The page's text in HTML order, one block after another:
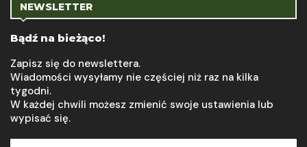
NEWSLETTER
Bądź na bieżąco!
Zapisz się do newslettera.
Wiadomości wysyłamy nie częściej niż raz na kilka
tygodni.
W każdej chwili możesz zmienić swoje ustawienia lub
wypisać się.